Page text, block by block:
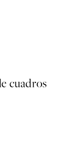
cuadros